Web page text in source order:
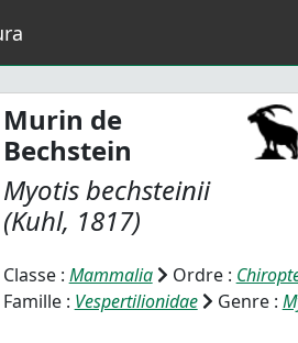
Murin de
Bechstein
Myotis bechsteinii
(Kuhl, 1817)
Classe : Mammalia Ordre :
Famille : Vespertilionidae Genre :